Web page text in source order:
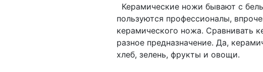
Керамические ножи бывают с
пользуются профессионалы,
керамического ножа. Сравнивать
разное предназначение. Да,
хлеб, зелень, фрукты и овощи.